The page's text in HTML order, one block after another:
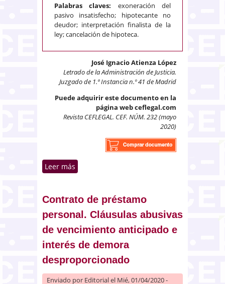
Palabras claves: exoneración del
pasivo insatisfecho; hipotecante no
deudor; interpretación finalista de la
ley; cancelación de hipoteca.
José Ignacio Atienza López
Letrado de la Administración de Justicia.
Juzgado de 1.ª Instancia n.º 41 de Madrid
Puede adquirir este documento en la
página web ceflegal.com
Revista CEFLEGAL. CEF. NÚM. 232 (mayo
2020)
Leer más
Contrato de préstamo
personal. Cláusulas abusivas
de vencimiento anticipado e
interés de demora
desproporcionado
Enviado por Editorialel Mié, 01/04/2020 -